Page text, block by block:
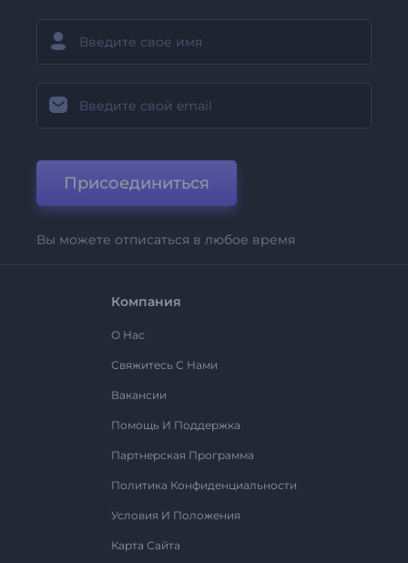
Присоединиться
Вы можете отписаться в любое время
Компания
О Нас
Свяжитесь С Нами
Вакансии
Помощь И Поддержка
Партнерская Программа
Политика Конфиденциальности
Условия И Положения
Карта Сайта